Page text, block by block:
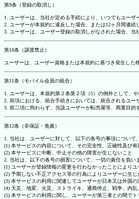
第9条（登録の取消し）
1. ユーザーは、当社が定める手続により、いつでもユーザ
2. ユーザーが本規約に違反した場合、または12ヶ月間連
3. ユーザーは、ユーザー登録の取消しがなされた場合、
第10条（譲渡禁止）
ユーザーは、ユーザー資格または本規約に基づき発生した
第11条（モバイル会員の統合）
1. ユーザーは、本規約第２条第２項（5）の例外として、
2. 前項における、統合手続きにおいては、統合されるユー
3. 前二項に拘わらず、当該ユーザーが転売屋等、商業目
第12条（非保証・免責）
1. 当社は、ユーザーに対して、以下の各号の事項について
(1) 本サービスの内容について、その完全性、正確性及び有
(2) 本サービスに中断、中止その他の障害が生じないこと
2. 当社は、以下の各号の損害について、一切の責任を負い
(1) ユーザーが登録情報の変更を行わなかったことにより
(2) 予期しない不正アクセス等の行為によりユーザーに生じ
(3) 本サービスの利用に関連してユーザーが日本又は外国
(4) 天災、地変、火災、ストライキ、通商停止、戦争、内
(5) 本サービスの利用に関し、ユーザーが第三者との間で